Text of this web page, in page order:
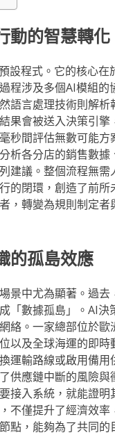
動的智慧轉化
設程式。它的核心
程涉及多個AI模組
語言處理技術則解
果會被送入決策引
秒間評估無數可能
析各分店的銷售數
建議。整個流程無
的閉環，創造了前
，轉變為規則制定
的孤島效應
景中尤為顯著。過
「數據孤島」。AI
絡。一家總部位於
以及全球海運的即
運輸路線或啟用備
供應鏈中斷的風險
接入系統，就能證
不僅提升了經濟效
點，能夠為了共同的